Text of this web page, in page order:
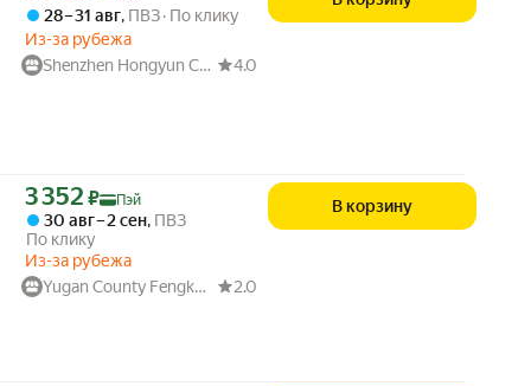
28 – 31 авг, ПВЗ По клику
Из-за рубежа
Shenzhen Hongyun Chenxi Technology
4.0
Цена с картой Яндекс Пэй 3352 ₽ вместо
3 352 ₽ Пэй
30 авг – 2 сен, ПВЗ
По клику
Из-за рубежа
Yugan County Fengkai E-commerce
2.0
В корзину